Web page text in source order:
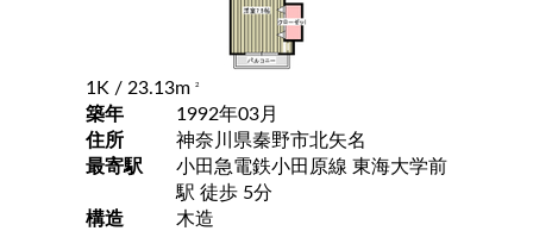
1K / 23.13m 2
築年
1992年03月
住所
神奈川県秦野市北矢名
最寄駅
小田急電鉄小田原線 東海大学前
駅 徒歩 5分
構造
木造